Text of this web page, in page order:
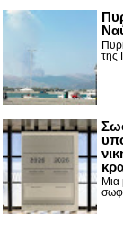
της
Μια